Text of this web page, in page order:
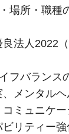
場所・職種
良法人2022
フバランス
メンタル
ミュニケ
リティー強